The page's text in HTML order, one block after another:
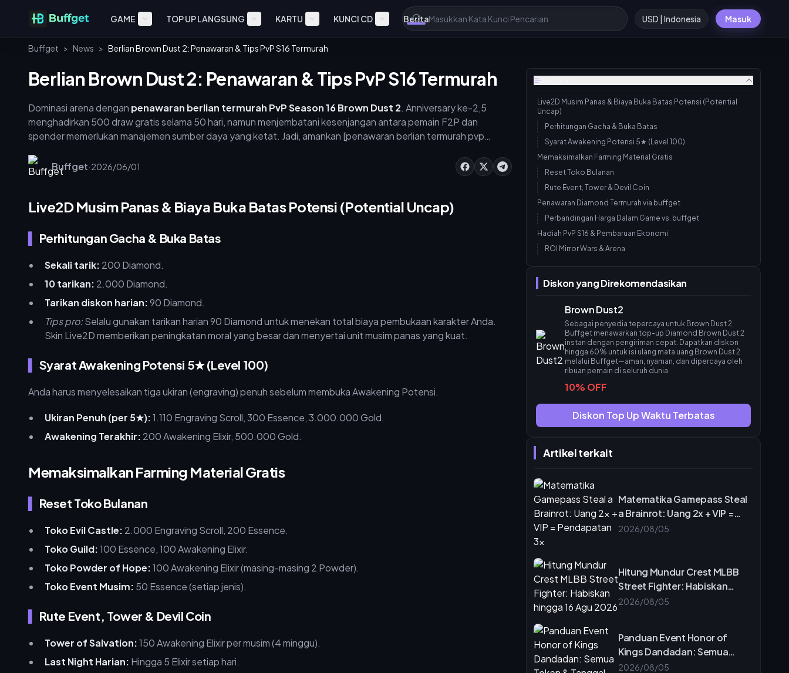
GAME TOP UP LANGSUNG KARTU KUNCI CD Berita USD | Indonesia Masuk
Buffget > News > Berlian Brown Dust 2: Penawaran & Tips PvP S16 Termurah
Live2D Musim Panas & Biaya Buka Batas Potensi (Potential
Uncap)
Perhitungan Gacha & Buka Batas
Syarat Awakening Potensi 5★ (Level 100)
Memaksimalkan Farming Material Gratis
Reset Toko Bulanan
Rute Event, Tower & Devil Coin
Penawaran Diamond Termurah via buffget
Perbandingan Harga Dalam Game vs. buffget
Hadiah PvP S16 & Pembaruan Ekonomi
ROI Mirror Wars & Arena
Gold, Refining Powder & Last Night
Alokasi Diamond Optimal S16
Prioritas 2: Perlengkapan Mythic & Pass
Pertanyaan yang Sering Diajukan (FAQ)
Diskon yang Direkomendasikan
Brown Dust2
Sebagai penyedia tepercaya untuk Brown Dust 2,
Buffget menawarkan top-up Diamond Brown Dust 2
instan dengan pengiriman cepat. Dapatkan diskon
hingga 60% untuk isi ulang mata uang Brown Dust 2
melalui Buffget—aman, nyaman, dan dipercaya oleh
ribuan pemain di seluruh dunia.
10% OFF
Diskon Top Up Waktu Terbatas
Artikel terkait
Matematika Gamepass Steal
a Brainrot: Uang 2x + VIP =
Pendapatan 3x
2026/08/05
Hitung Mundur Crest MLBB
Street Fighter: Habiskan
hingga 16 Agu 2026
2026/08/05
Panduan Event Honor of
Kings Dandadan: Semua
Token & Tanggal
2026/08/05
Berlian Brown Dust 2: Penawaran & Tips PvP S16 Termurah
Dominasi arena dengan penawaran berlian termurah PvP Season 16 Brown Dust 2. Anniversary ke-2,5
menghadirkan 500 draw gratis selama 50 hari, namun menjembatani kesenjangan antara pemain F2P dan
spender memerlukan manajemen sumber daya yang ketat. Jadi, amankan [penawaran berlian termurah pvp
panas tingkat atas tanpa pengeluaran berlebih.
Buffget·2026/06/01
Live2D Musim Panas & Biaya Buka Batas Potensi (Potential Uncap)
Perhitungan Gacha & Buka Batas
Sekali tarik: 200 Diamond.
10 tarikan: 2.000 Diamond.
Tarikan diskon harian:90 Diamond.
Tips pro:Selalu gunakan tarikan harian 90 Diamond untuk menekan total biaya pembukaan karakter Anda.
Skin Live2D memberikan peningkatan moral yang besar dan menyertai unit musim panas yang kuat.
Syarat Awakening Potensi 5★ (Level 100)
Anda harus menyelesaikan tiga ukiran (engraving) penuh sebelum membuka Awakening Potensi.
Ukiran Penuh (per 5★):1.110 Engraving Scroll, 300 Essence, 3.000.000 Gold.
Awakening Terakhir: 200 Awakening Elixir, 500.000 Gold.
Memaksimalkan Farming Material Gratis
Reset Toko Bulanan
Toko Evil Castle: 2.000 Engraving Scroll, 200 Essence.
Toko Guild:100 Essence, 100 Awakening Elixir.
Toko Powder of Hope:100 Awakening Elixir (masing-masing 2 Powder).
Toko Event Musim: 50 Essence (setiap jenis).
Rute Event, Tower & Devil Coin
Tower of Salvation:150 Awakening Elixir per musim (4 minggu).
Last Night Harian: Hingga 5 Elixir setiap hari.